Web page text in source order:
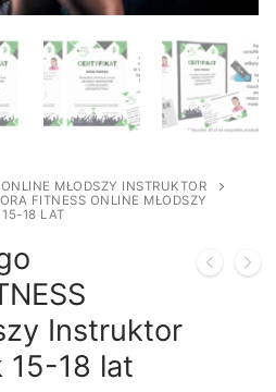
MŁODSZY INSTRUKTOR
FITNESS ONLINE MŁODSZY
18 LAT
Instruktor
15-18 lat